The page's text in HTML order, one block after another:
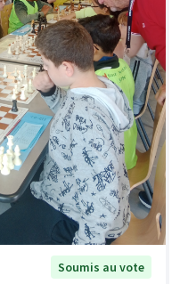
Soumis au vote